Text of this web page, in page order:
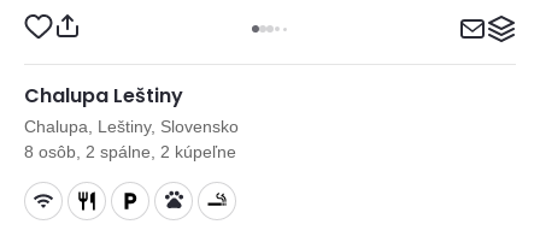
Chalupa Leštiny
Chalupa, Leštiny, Slovensko
8 osôb, 2 spálne, 2 kúpeľne